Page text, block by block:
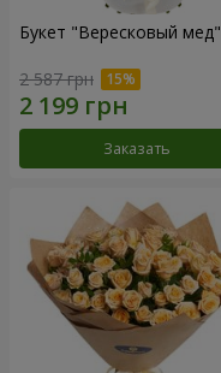
Букет "Вересковый мед"
2 587 грн
Заказать